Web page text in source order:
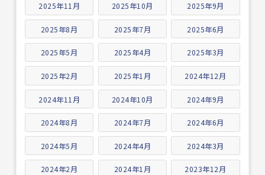
2025年11月 2025年10月 2025年9月
2025年8月 2025年7月 2025年6月
2025年5月 2025年4月 2025年3月
2025年2月 2025年1月 2024年12月
2024年11月 2024年10月 2024年9月
2024年8月 2024年7月 2024年6月
2024年5月 2024年4月 2024年3月
2024年2月 2024年1月 2023年12月